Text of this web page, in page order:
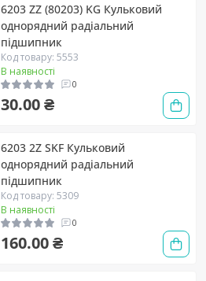
6203 ZZ (80203) KG Кульковий
однорядний радіальний
підшипник
Код товару: 5553
В наявності
0
30.00 ₴
6203 2Z SKF Кульковий
однорядний радіальний
підшипник
Код товару: 5309
В наявності
0
160.00 ₴